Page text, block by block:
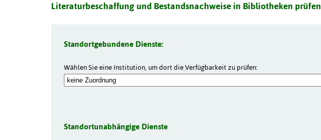
Literaturbeschaffung und Bestandsnachweise in Bibliotheken prüfen
Standortgebundene Dienste:
Wählen Sie eine Institution, um dort die Verfügbarkeit zu prüfen:
Standortunabhängige Dienste